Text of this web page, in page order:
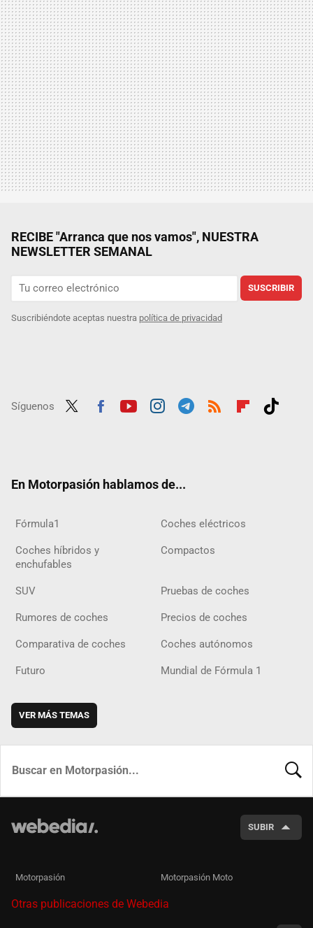
RECIBE "Arranca que nos vamos", NUESTRA
NEWSLETTER SEMANAL
SUSCRIBIR
Suscribiéndote aceptas nuestra política de privacidad
Síguenos
En Motorpasión hablamos de...
Fórmula1 Coches eléctricos
Coches híbridos y
enchufables
Compactos
SUV Pruebas de coches
Rumores de coches Precios de coches
Comparativa de coches Coches autónomos
Futuro Mundial de Fórmula 1
VER MÁS TEMAS
SUBIR
Motorpasión Motorpasión Moto
Otras publicaciones de Webedia